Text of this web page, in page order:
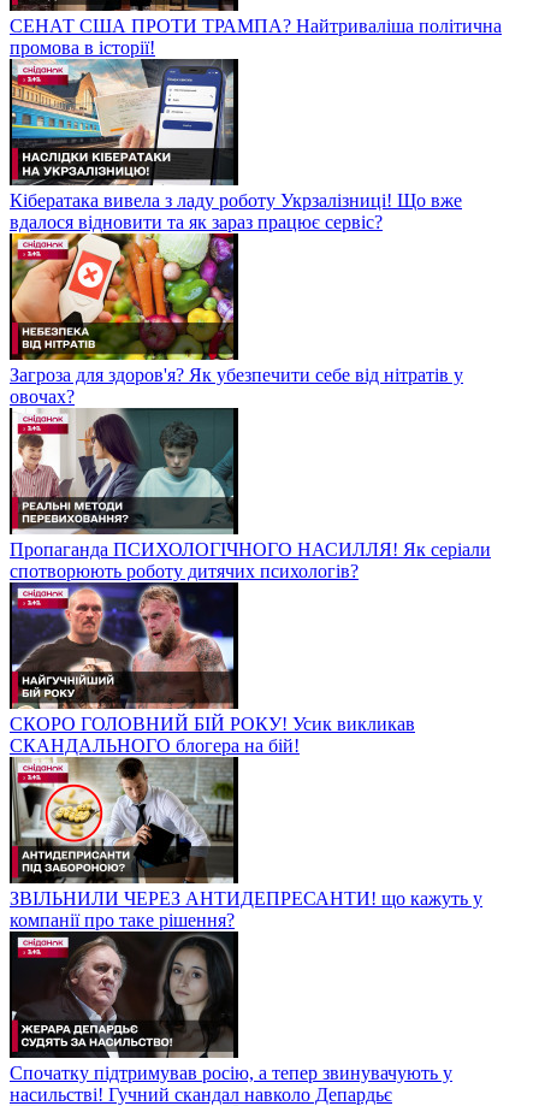
СЕНАТ США ПРОТИ ТРАМПА? Найтриваліша політична
промова в історії!
Кібератака вивела з ладу роботу Укрзалізниці! Що вже
вдалося відновити та як зараз працює сервіс?
Загроза для здоров'я? Як убезпечити себе від нітратів у
овочах?
Пропаганда ПСИХОЛОГІЧНОГО НАСИЛЛЯ! Як серіали
спотворюють роботу дитячих психологів?
СКОРО ГОЛОВНИЙ БІЙ РОКУ! Усик викликав
СКАНДАЛЬНОГО блогера на бій!
ЗВІЛЬНИЛИ ЧЕРЕЗ АНТИДЕПРЕСАНТИ! що кажуть у
компанії про таке рішення?
Спочатку підтримував росію, а тепер звинувачують у
насильстві! Гучний скандал навколо Депардьє